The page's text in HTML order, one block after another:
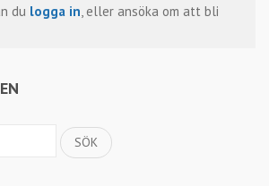
du logga in, eller ansöka om att bli
SÖK